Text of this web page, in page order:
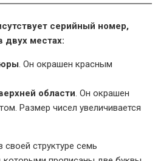
серийный номер,
двух местах:
. Он окрашен красным
области. Он окрашен
Размер чисел увеличивается
структуре семь